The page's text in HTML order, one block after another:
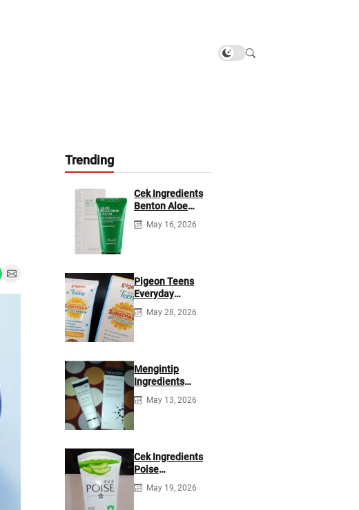
Share on Email
Trending
Cek Ingredients
Benton Aloe
Hyaluron Cream
May 16, 2026
Pigeon Teens
Everyday
Sunscreen SPF
35 PA+++
May 28, 2026
Mengintip
Ingredients
Wardah White
Secret Night
May 13, 2026
Cek Ingredients
Poise
Antibacterial
Facial Foam
May 19, 2026